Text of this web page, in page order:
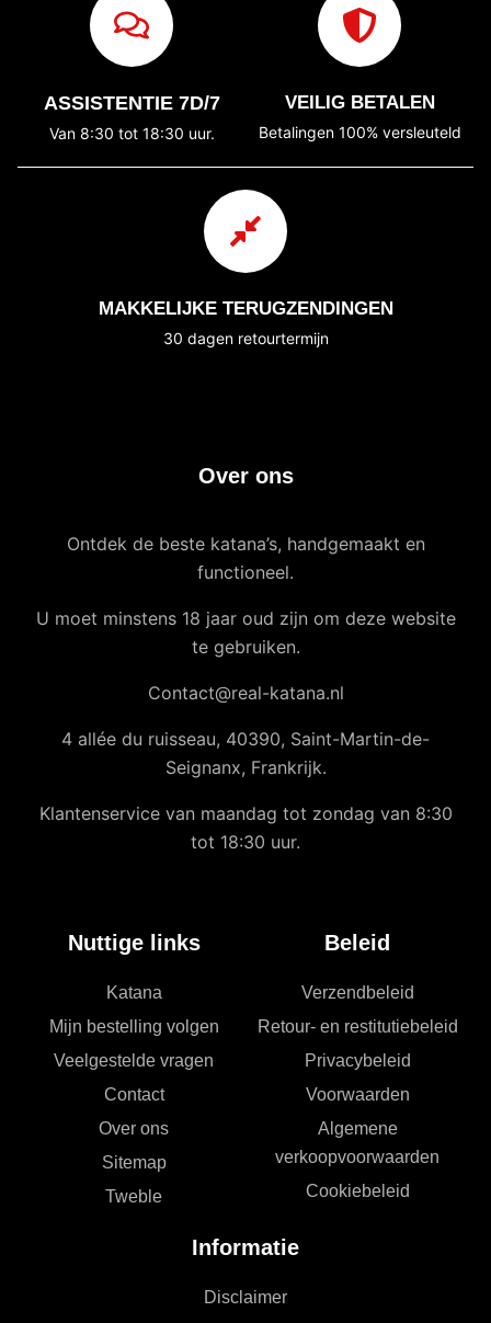
ASSISTENTIE 7D/7
Van 8:30 tot 18:30 uur.
VEILIG BETALEN
Betalingen 100% versleuteld
MAKKELIJKE TERUGZENDINGEN
30 dagen retourtermijn
Over ons
Ontdek de beste katana’s, handgemaakt en
functioneel.
U moet minstens 18 jaar oud zijn om deze website
te gebruiken.
Contact@real-katana.nl
4 allée du ruisseau, 40390, Saint-Martin-de-
Seignanx, Frankrijk.
Klantenservice van maandag tot zondag van 8:30
tot 18:30 uur.
Nuttige links
Katana
Mijn bestelling volgen
Veelgestelde vragen
Contact
Over ons
Sitemap
Tweble
Beleid
Verzendbeleid
Retour- en restitutiebeleid
Privacybeleid
Voorwaarden
Algemene
verkoopvoorwaarden
Cookiebeleid
Informatie
Disclaimer